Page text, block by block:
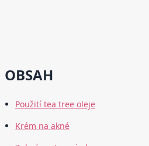
OBSAH
Použití tea tree oleje
Krém na akné